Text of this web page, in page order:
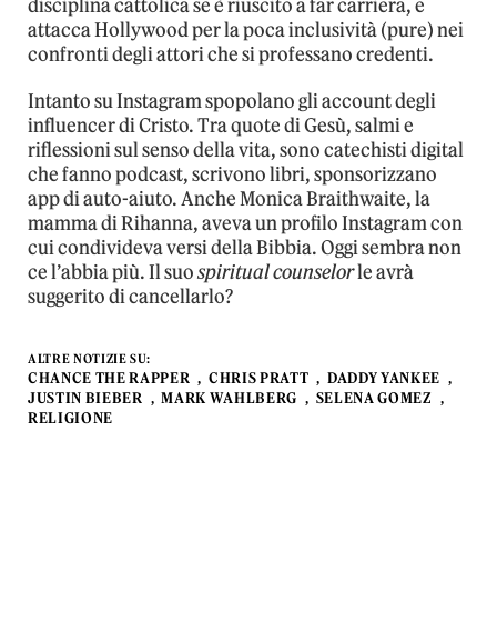
disciplina cattolica se è riuscito a far carriera, e
attacca Hollywood per la poca inclusività (pure) nei
confronti degli attori che si professano credenti.
Intanto su Instagram spopolano gli account degli
influencer di Cristo. Tra quote di Gesù, salmi e
riflessioni sul senso della vita, sono catechisti digital
che fanno podcast, scrivono libri, sponsorizzano
app di auto-aiuto. Anche Monica Braithwaite, la
mamma di Rihanna, aveva un profilo Instagram con
cui condivideva versi della Bibbia. Oggi sembra non
ce l’abbia più. Il suospiritual counselorle avrà
suggerito di cancellarlo?
ALTRE NOTIZIE SU:
CHANCE THE RAPPER CHRIS PRATT
DADDY YANKEE
JUSTIN BIEBER
MARK WAHLBERG
SELENA GOMEZ
RELIGIONE